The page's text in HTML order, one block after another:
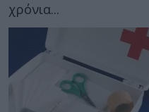
χρόνια...